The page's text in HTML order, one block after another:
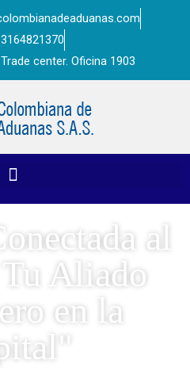
center. Oficina 1903
al
Aliado
en la